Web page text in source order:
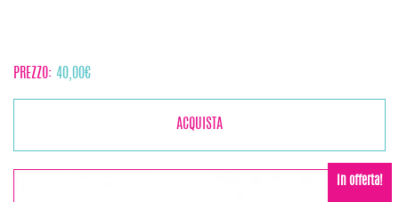
PREZZO: 40,00€
ACQUISTA
In offerta!